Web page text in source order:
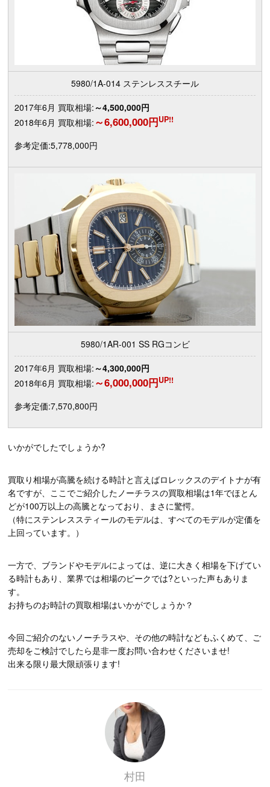
5980/1A-014 ステンレススチール
2017年6月 買取相場: ～4,500,000円
2018年6月 買取相場: ～6,600,000円UP!!
参考定価:5,778,000円
5980/1AR-001 SS RGコンビ
2017年6月 買取相場: ～4,300,000円
2018年6月 買取相場: ～6,000,000円UP!!
参考定価:7,570,800円
いかがでしたでしょうか?
買取り相場が高騰を続ける時計と言えばロレックスのデイトナが有
名ですが、ここでご紹介したノーチラスの買取相場は1年でほとん
どが100万以上の高騰となっており、まさに驚愕。
（特にステンレススティールのモデルは、すべてのモデルが定価を
上回っています。）
一方で、ブランドやモデルによっては、逆に大きく相場を下げてい
る時計もあり、業界では相場のピークでは?といった声もありま
す。
お持ちのお時計の買取相場はいかがでしょうか？
今回ご紹介のないノーチラスや、その他の時計などもふくめて、ご
売却をご検討でしたら是非一度お問い合わせくださいませ!
出来る限り最大限頑張ります!
村田